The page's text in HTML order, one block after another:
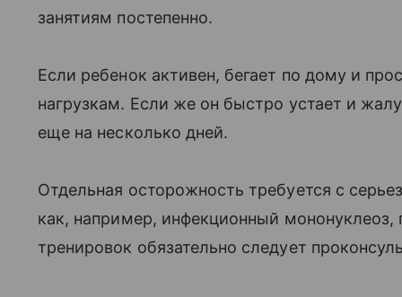
занятиям постепенно.
Если ребенок активен, бегает по дому и
нагрузкам. Если же он быстро устает и
еще на несколько дней.
Отдельная осторожность требуется с
как, например, инфекционный мононуклеоз,
тренировок обязательно следует